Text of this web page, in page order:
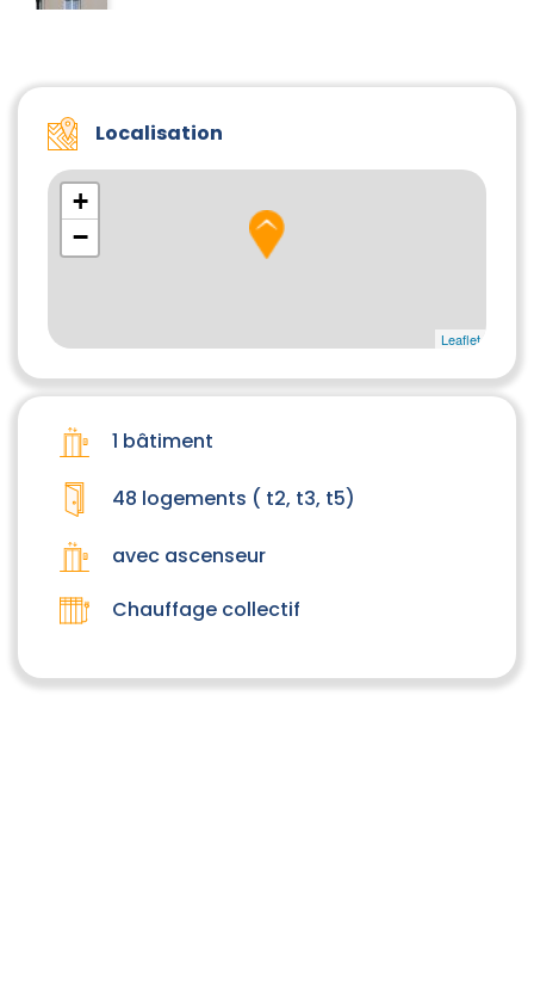
Localisation
+
−
Leaflet
1 bâtiment
48 logements ( t2, t3, t5)
avec ascenseur
Chauffage collectif